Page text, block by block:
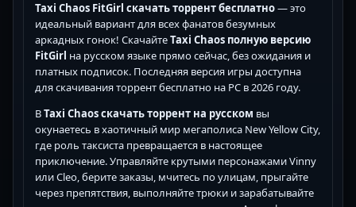
Taxi Chaos FitGirl скачать торрент бесплатно— это
идеальный вариант для всех фанатов безумных
аркадных гонок! СкачайтеTaxi Chaos полную версию
FitGirl на русском языке прямо сейчас, без ожидания и
платных подписок. Последняя версия игры доступна
для скачивания торрент бесплатно на PC в 2026 году.
ВTaxi Chaos скачать торрент на русском вы
окунаетесь в хаотичный мир мегаполиса New Yellow City,
где роль таксиста превращается в настоящее
приключение. Управляйте крутыми персонажами Vinny
или Cleo, берите заказы, мчитесь по улицам, прыгайте
через препятствия, выполняйте трюки и зарабатывайте